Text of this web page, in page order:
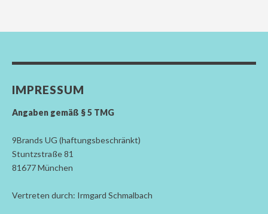
IMPRESSUM
Angaben gemäß § 5 TMG
9Brands UG (haftungsbeschränkt)
Stuntzstraße 81
81677 München
Vertreten durch: Irmgard Schmalbach